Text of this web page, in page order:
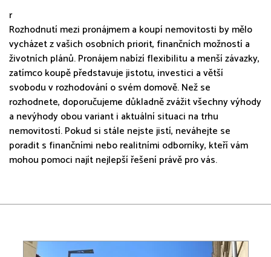
r
Rozhodnutí mezi pronájmem a koupí nemovitosti by mělo
vycházet z vašich osobních priorit, finančních možností a
životních plánů. Pronájem nabízí flexibilitu a menší závazky,
zatímco koupě představuje jistotu, investici a větší
svobodu v rozhodování o svém domově. Než se
rozhodnete, doporučujeme důkladně zvážit všechny výhody
a nevýhody obou variant i aktuální situaci na trhu
nemovitostí. Pokud si stále nejste jistí, neváhejte se
poradit s finančními nebo realitními odborníky, kteří vám
mohou pomoci najít nejlepší řešení právě pro vás.